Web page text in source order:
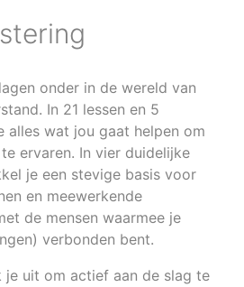
onder in de wereld van
In 21 lessen en 5
alles wat jou gaat helpen om
ervaren. In vier duidelijke
je een stevige basis voor
en meewerkende
de mensen waarmee je
verbonden bent.
je uit om actief aan de slag te